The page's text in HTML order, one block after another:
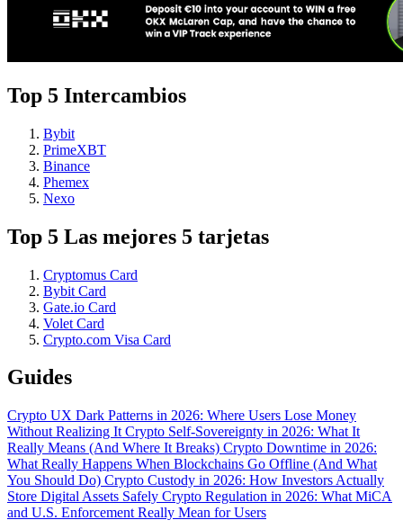
Top 5 Intercambios
Bybit
PrimeXBT
Binance
Phemex
Nexo
Top 5 Las mejores 5 tarjetas
Cryptomus Card
Bybit Card
Gate.io Card
Volet Card
Crypto.com Visa Card
Guides
Crypto UX Dark Patterns in 2026: Where Users Lose Money
Without Realizing It Crypto Self-Sovereignty in 2026: What It
Really Means (And Where It Breaks) Crypto Downtime in 2026:
What Really Happens When Blockchains Go Offline (And What
You Should Do) Crypto Custody in 2026: How Investors Actually
Store Digital Assets Safely Crypto Regulation in 2026: What MiCA
and U.S. Enforcement Really Mean for Users